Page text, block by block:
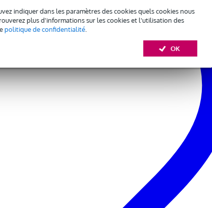
indiquer dans les paramètres des cookies quels cookies nous
plus d'informations sur les cookies et l'utilisation des
politique de confidentialité.
OK